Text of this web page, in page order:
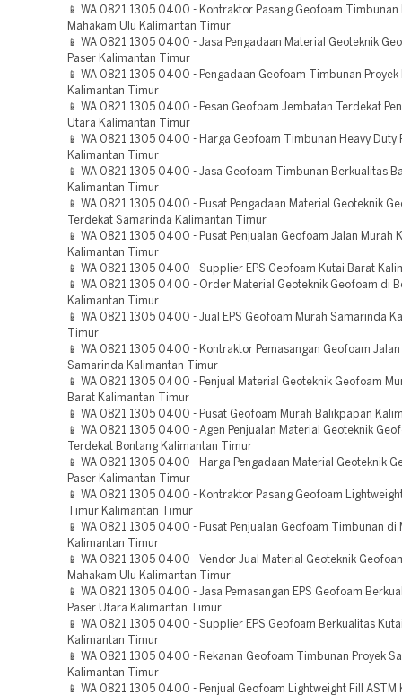
📱 WA 0821 1305 0400 - Kontraktor Pasang Geofoam Timbunan
Mahakam Ulu Kalimantan Timur
📱 WA 0821 1305 0400 - Jasa Pengadaan Material Geoteknik
Paser Kalimantan Timur
📱 WA 0821 1305 0400 - Pengadaan Geofoam Timbunan
Kalimantan Timur
📱 WA 0821 1305 0400 - Pesan Geofoam Jembatan Terdekat
Utara Kalimantan Timur
📱 WA 0821 1305 0400 - Harga Geofoam Timbunan Heavy Duty
Kalimantan Timur
📱 WA 0821 1305 0400 - Jasa Geofoam Timbunan Berkualitas
Kalimantan Timur
📱 WA 0821 1305 0400 - Pusat Pengadaan Material Geoteknik
Terdekat Samarinda Kalimantan Timur
📱 WA 0821 1305 0400 - Pusat Penjualan Geofoam Jalan Murah
Kalimantan Timur
📱 WA 0821 1305 0400 - Supplier EPS Geofoam Kutai Barat
📱 WA 0821 1305 0400 - Order Material Geoteknik Geofoam di
Kalimantan Timur
📱 WA 0821 1305 0400 - Jual EPS Geofoam Murah Samarinda
Timur
📱 WA 0821 1305 0400 - Kontraktor Pemasangan Geofoam
Samarinda Kalimantan Timur
📱 WA 0821 1305 0400 - Penjual Material Geoteknik Geofoam
Barat Kalimantan Timur
📱 WA 0821 1305 0400 - Pusat Geofoam Murah Balikpapan
📱 WA 0821 1305 0400 - Agen Penjualan Material Geoteknik
Terdekat Bontang Kalimantan Timur
📱 WA 0821 1305 0400 - Harga Pengadaan Material Geoteknik
Paser Kalimantan Timur
📱 WA 0821 1305 0400 - Kontraktor Pasang Geofoam
Timur Kalimantan Timur
📱 WA 0821 1305 0400 - Pusat Penjualan Geofoam Timbunan di
Kalimantan Timur
📱 WA 0821 1305 0400 - Vendor Jual Material Geoteknik
Mahakam Ulu Kalimantan Timur
📱 WA 0821 1305 0400 - Jasa Pemasangan EPS Geofoam
Paser Utara Kalimantan Timur
📱 WA 0821 1305 0400 - Supplier EPS Geofoam Berkualitas
Kalimantan Timur
📱 WA 0821 1305 0400 - Rekanan Geofoam Timbunan Proyek
Kalimantan Timur
📱 WA 0821 1305 0400 - Penjual Geofoam Lightweight Fill ASTM